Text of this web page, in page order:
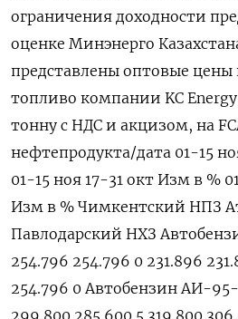
ограничения доходности
оценке Минэнерго
представлены оптовые цены
топливо компании KC Energy
тонну с НДС и акцизом, на
нефтепродукта/дата 01-15
01-15 ноя 17-31 окт Изм в %
Изм в % Чимкентский НПЗ
Павлодарский НХЗ
254.796 254.796 0 231.896
254.796 0 Автобензин АИ-